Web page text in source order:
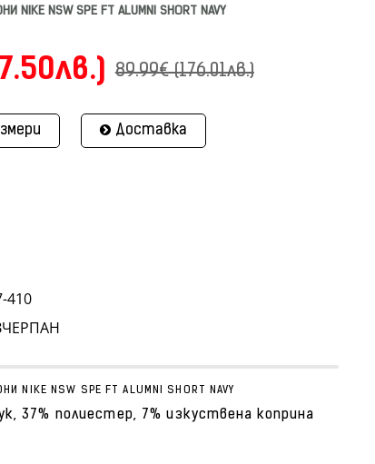
NSW SPE FT ALUMNI SHORT NAVY
89.99€ (176.01лв.)
Доставка
410
NIKE NSW SPE FT ALUMNI SHORT NAVY
37% полиестер, 7% изкуствена коприна